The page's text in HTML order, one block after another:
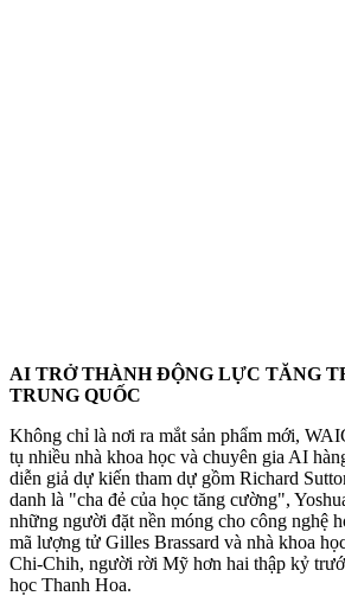
AI TRỞ THÀNH ĐỘNG LỰC TĂNG
TRUNG QUỐC
Không chỉ là nơi ra mắt sản phẩm mới,
tụ nhiều nhà khoa học và chuyên gia AI
diễn giả dự kiến tham dự gồm Richard
danh là "cha đẻ của học tăng cường",
những người đặt nền móng cho công nghệ
mã lượng tử Gilles Brassard và nhà khoa
Chi-Chih, người rời Mỹ hơn hai thập kỷ
học Thanh Hoa.